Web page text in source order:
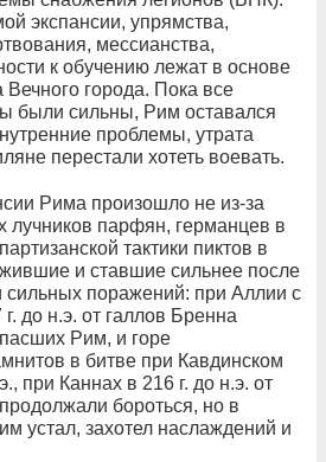
экспансии, упрямства,
мессианства,
к обучению лежат в основе
Вечного города. Пока все
были сильны, Рим оставался
проблемы, утрата
перестали хотеть воевать.
Рима произошло не из-за
лучников парфян, германцев в
тактики пиктов в
и ставшие сильнее после
поражений: при Аллии с
до н.э. от галлов Бренна
Рим, и горе
в битве при Кавдинском
при Каннах в 216 г. до н.э. от
бороться, но в
устал, захотел наслаждений и